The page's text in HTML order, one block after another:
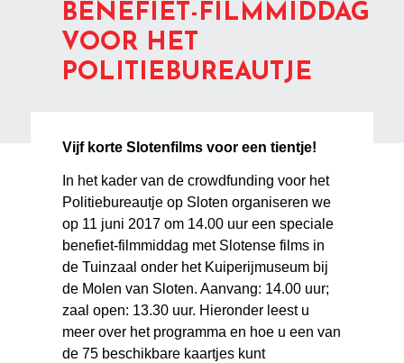
BENEFIET-FILMMIDDAG
VOOR HET
POLITIEBUREAUTJE
Vijf korte Slotenfilms voor een tientje!
In het kader van de crowdfunding voor het
Politiebureautje op Sloten organiseren we
op 11 juni 2017 om 14.00 uur een speciale
benefiet-filmmiddag met Slotense films in
de Tuinzaal onder het Kuiperijmuseum bij
de Molen van Sloten. Aanvang: 14.00 uur;
zaal open: 13.30 uur. Hieronder leest u
meer over het programma en hoe u een van
de 75 beschikbare kaartjes kunt